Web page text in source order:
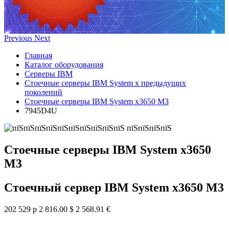
Previous Next
Главная
Каталог оборудования
Серверы IBM
Стоечные серверы IBM System x предыдущих
поколений
Стоечные серверы IBM System x3650 M3
7945D4U
Стоечные серверы IBM System x3650
M3
Стоечный сервер IBM System x3650 M3
202 529 р 2 816.00 $ 2 568.91 €